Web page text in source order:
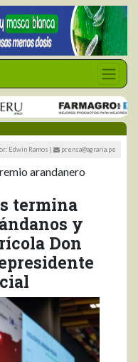
Edwin Ramos | prensa@agraria.pe
arandanero
termina
y
Don